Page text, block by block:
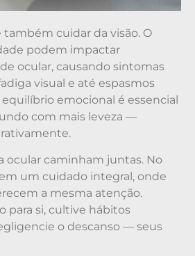
cuidar da visão. O
podem impactar
ocular, causando sintomas
visual e até espasmos
emocional é essencial
com mais leveza —
ocular caminham juntas. No
um cuidado integral, onde
a mesma atenção.
para si, cultive hábitos
o descanso — seus